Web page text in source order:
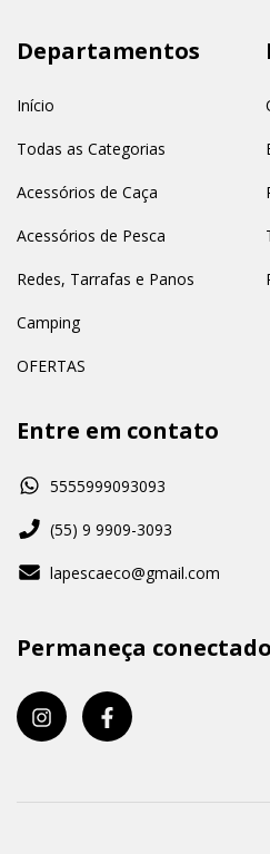
Departamentos
Início
Todas as Categorias
Acessórios de Caça
Acessórios de Pesca
Redes, Tarrafas e Panos
Camping
OFERTAS
Entre em contato
5555999093093
(55) 9 9909-3093
lapescaeco@gmail.com
Permaneça conectado